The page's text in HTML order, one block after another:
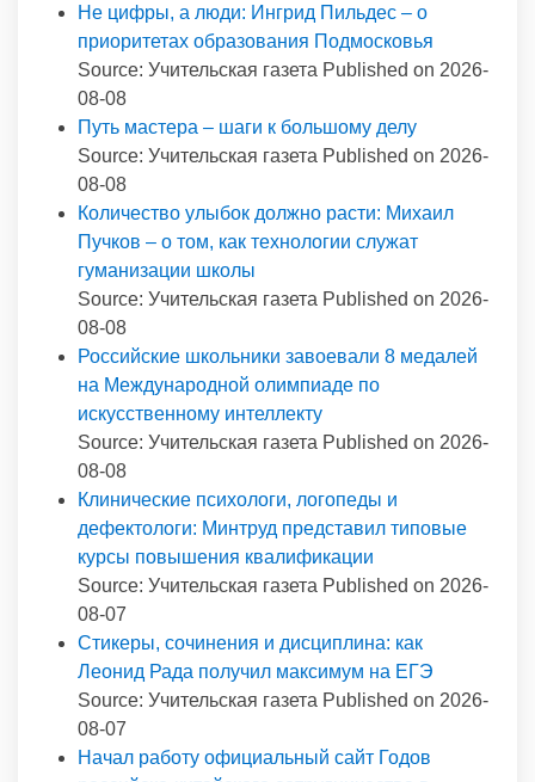
Не цифры, а люди: Ингрид Пильдес – о
приоритетах образования Подмосковья
Source: Учительская газета Published on 2026-
08-08
Путь мастера – шаги к большому делу
Source: Учительская газета Published on 2026-
08-08
Количество улыбок должно расти: Михаил
Пучков – о том, как технологии служат
гуманизации школы
Source: Учительская газета Published on 2026-
08-08
Российские школьники завоевали 8 медалей
на Международной олимпиаде по
искусственному интеллекту
Source: Учительская газета Published on 2026-
08-08
Клинические психологи, логопеды и
дефектологи: Минтруд представил типовые
курсы повышения квалификации
Source: Учительская газета Published on 2026-
08-07
Стикеры, сочинения и дисциплина: как
Леонид Рада получил максимум на ЕГЭ
Source: Учительская газета Published on 2026-
08-07
Начал работу официальный сайт Годов